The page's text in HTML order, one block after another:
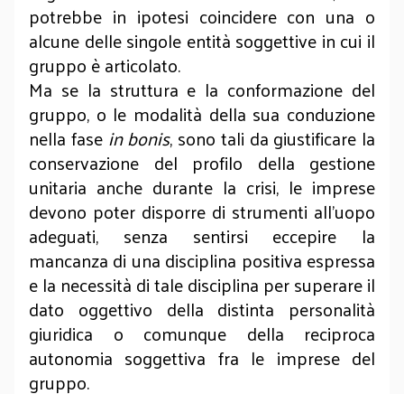
potrebbe in ipotesi coincidere con una o
alcune delle singole entità soggettive in cui il
gruppo è articolato.
Ma se la struttura e la conformazione del
gruppo, o le modalità della sua conduzione
nella fasein bonis, sono tali da giustificare la
conservazione del profilo della gestione
unitaria anche durante la crisi, le imprese
devono poter disporre di strumenti all’uopo
adeguati, senza sentirsi eccepire la
mancanza di una disciplina positiva espressa
e la necessità di tale disciplina per superare il
dato oggettivo della distinta personalità
giuridica o comunque della reciproca
autonomia soggettiva fra le imprese del
gruppo.